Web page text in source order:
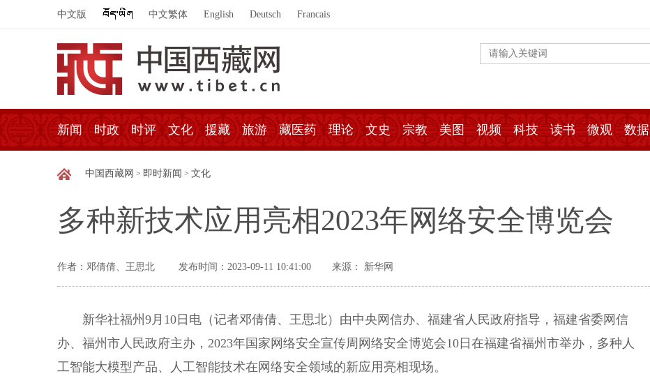
中文版 中文繁体 English Deutsch Francais
新闻 时政 时评 文化 援藏 旅游 藏医药 理论 文史 宗教 美图 视频 科技 读书 微观 数据
中国西藏网 > 即时新闻 > 文化
多种新技术应用亮相2023年网络安全博览会
作者：邓倩倩、王思北 发布时间：2023-09-11 10:41:00 来源： 新华网
新华社福州9月10日电（记者邓倩倩、王思北）由中央网信办、福建省人民政府指导，福建省委网信
办、福州市人民政府主办，2023年国家网络安全宣传周网络安全博览会10日在福建省福州市举办，多种人
工智能大模型产品、人工智能技术在网络安全领域的新应用亮相现场。